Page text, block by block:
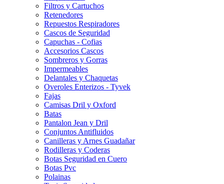
Filtros y Cartuchos
Retenedores
Repuestos Respiradores
Cascos de Seguridad
Capuchas - Cofias
Accesorios Cascos
Sombreros y Gorras
Impermeables
Delantales y Chaquetas
Overoles Enterizos - Tyvek
Fajas
Camisas Dril y Oxford
Batas
Pantalon Jean y Dril
Conjuntos Antifluidos
Canilleras y Arnes Guadañar
Rodilleras y Coderas
Botas Seguridad en Cuero
Botas Pvc
Polainas